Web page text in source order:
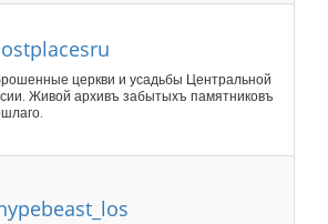
церкви и усадьбы Центральной
Живой архивъ забытыхъ памятниковъ